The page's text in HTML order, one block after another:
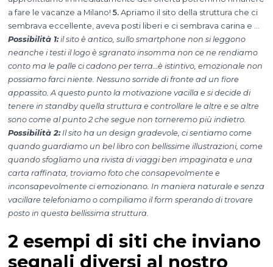
a fare le vacanze a Milano! 5.Apriamo il sito della struttura che ci
sembrava eccellente, aveva posti liberi e ci sembrava carina e …
Possibilità 1:il sito è antico, sullo smartphone non si leggono
neanche i testi il logo è sgranato insomma non ce ne rendiamo
conto ma le palle ci cadono per terra…è istintivo, emozionale non
possiamo farci niente. Nessuno sorride di fronte ad un fiore
appassito. A questo punto la motivazione vacilla e si decide di
tenere in standby quella struttura e controllare le altre e se altre
sono come al punto 2 che segue non torneremo più indietro.
Possibilità 2:Il sito ha un design gradevole, ci sentiamo come
quando guardiamo un bel libro con bellissime illustrazioni, come
quando sfogliamo una rivista di viaggi ben impaginata e una
carta raffinata, troviamo foto che consapevolmente e
inconsapevolmente ci emozionano. In maniera naturale e senza
vacillare telefoniamo o compiliamo il form sperando di trovare
posto in questa bellissima struttura.
2 esempi di siti che inviano
segnali diversi al nostro